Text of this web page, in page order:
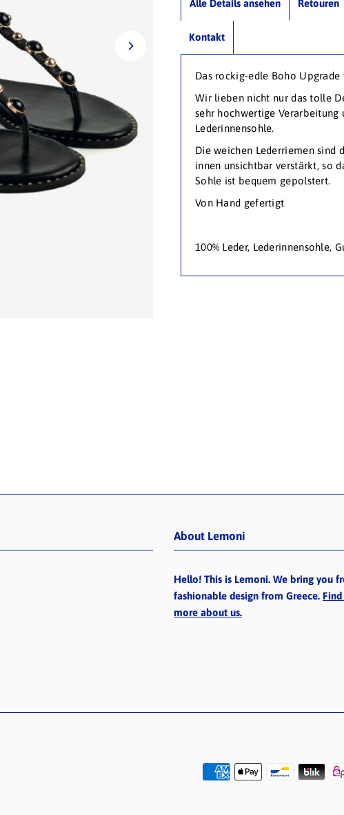
Alle Details ansehen Retouren
Kontakt
Das rockig-edle Boho
Wir lieben nicht nur das tolle
sehr hochwertige Verarbeitung
Lederinnensohle.
Die weichen Lederriemen sind
innen unsichtbar verstärkt, so
Sohle ist bequem gepolstert.
Von Hand gefertigt
100% Leder, Lederinnensohle,
About Lemoni
Hello! This is Lemoni. We bring you
fashionable design from Greece.
more about us.